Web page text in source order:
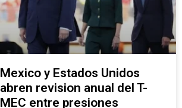
Mexico y Estados Unidos
abren revision anual del T-
MEC entre presiones